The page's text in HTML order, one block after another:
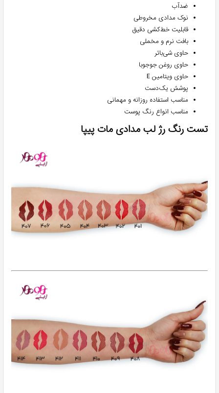
ضدآب
نوک مدادی مخروطی
قابلیت خط‌کشی دقیق
بافت نرم و مخملی
حاوی شی‌باتر
حاوی روغن جوجوبا
حاوی ویتامین E
پوشش یک‌دست
مناسب استفاده روزانه و مهمانی
مناسب انواع رنگ پوست
تست رنگ رژ لب مدادی مات پیپا